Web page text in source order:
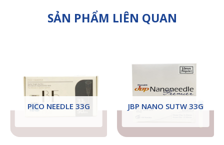
SẢN PHẨM LIÊN QUAN
PICO NEEDLE 33G JBP NANO SUTW 33G